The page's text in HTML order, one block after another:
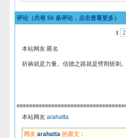
评论（共有 56 条评论，点击查看更多）
1 2
本站网友 匿名
祈祷就是力量。信德之路就是劈荆斩刺。
本站网友 arahatta
网友 arahatta的原文：